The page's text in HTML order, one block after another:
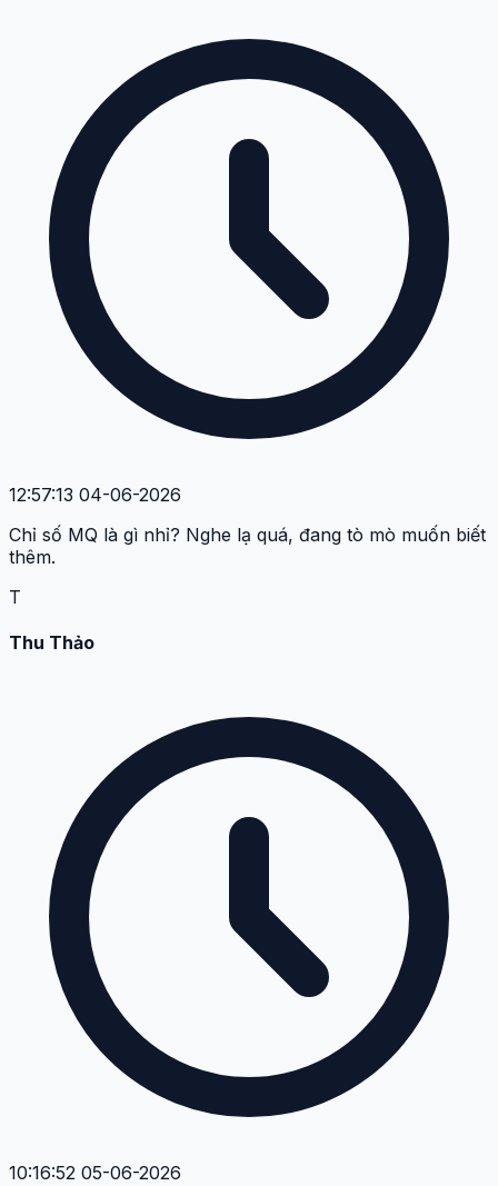
12:57:13 04-06-2026
Chỉ số MQ là gì nhỉ? Nghe lạ quá, đang tò mò muốn biết
thêm.
T
Thu Thảo
10:16:52 05-06-2026